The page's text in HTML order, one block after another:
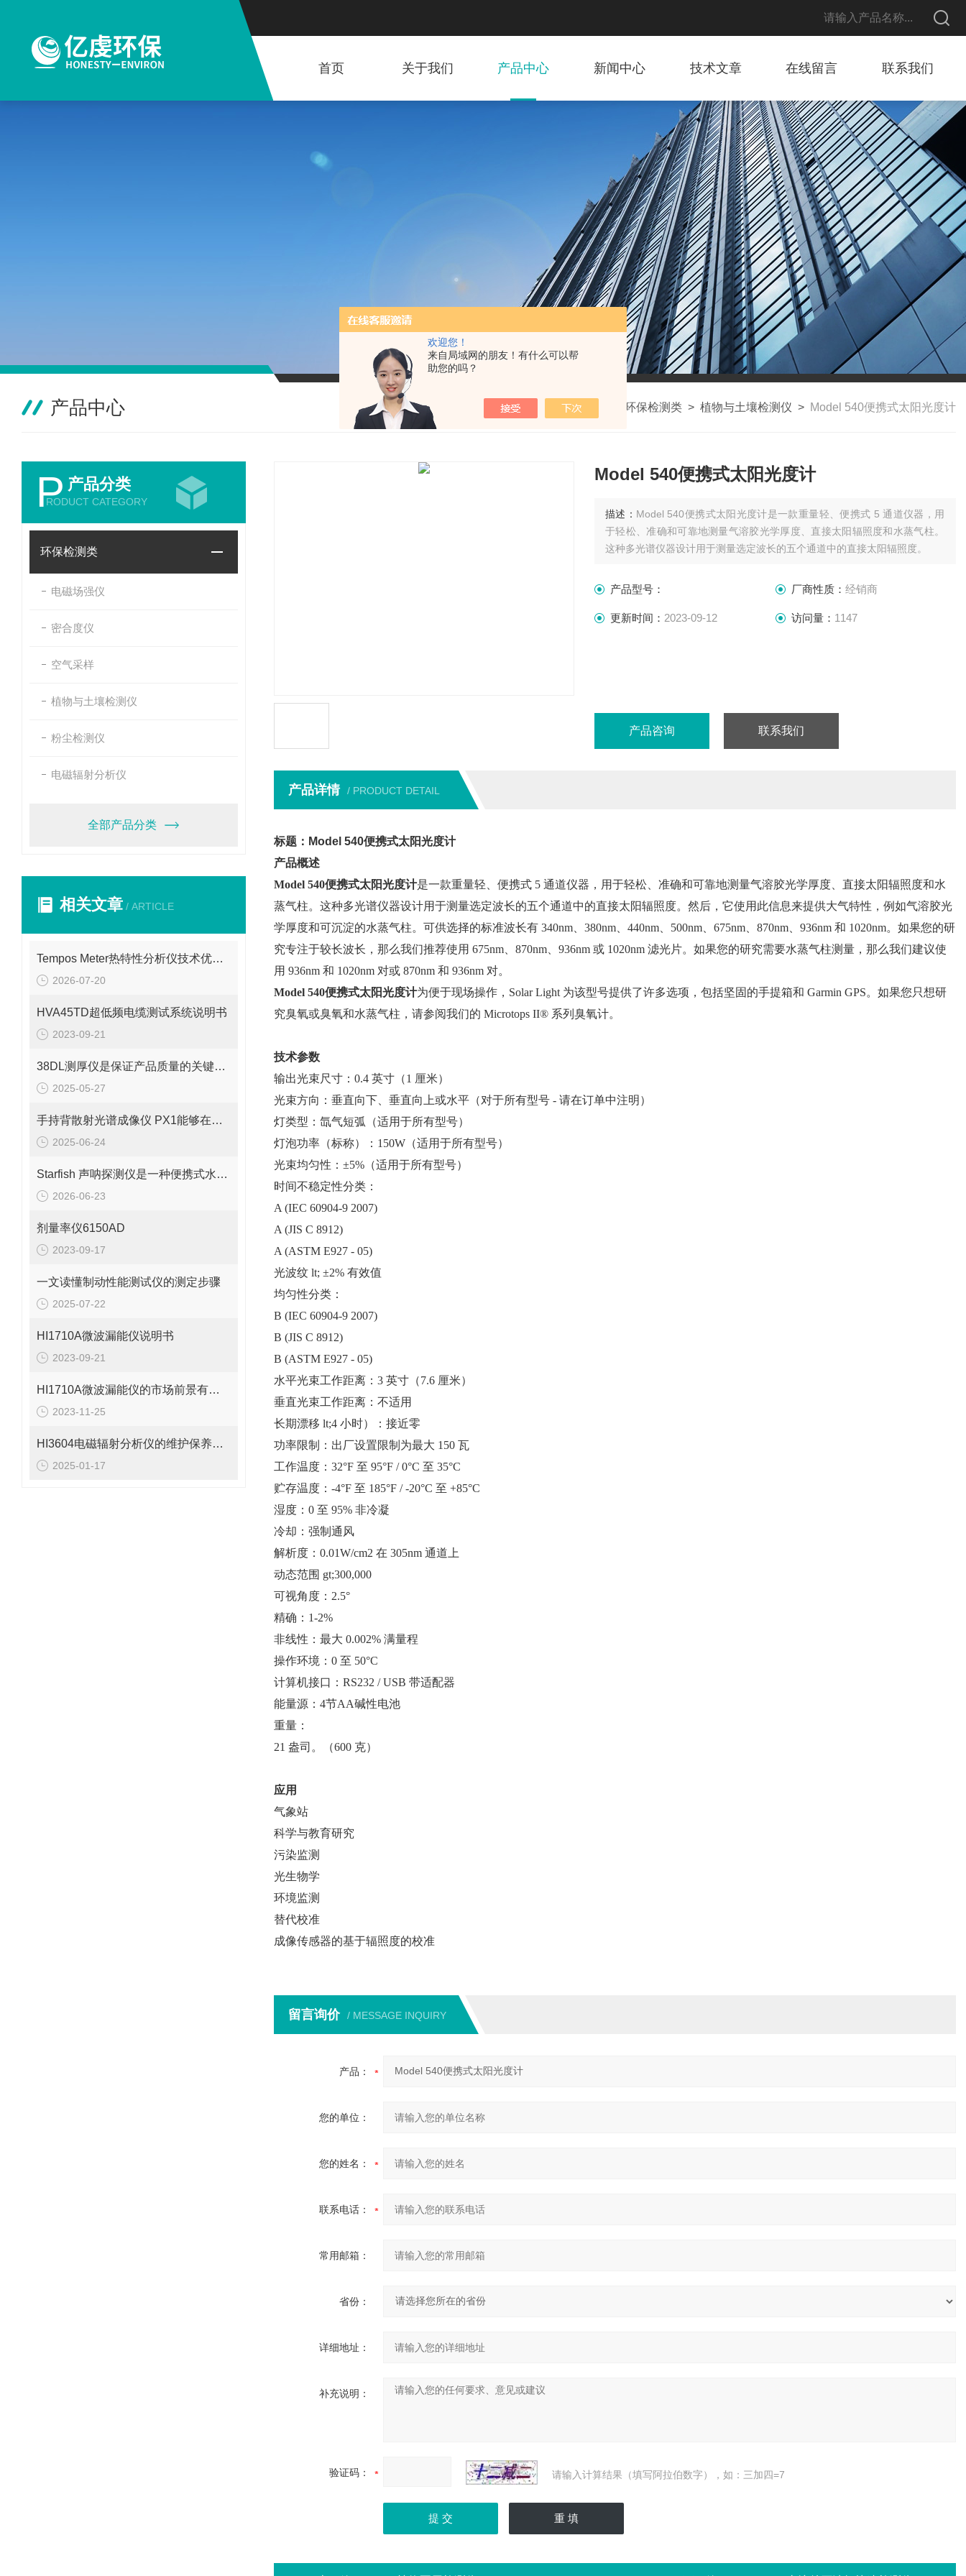
欢迎您！
来自局域网的朋友！有什么可以帮
助您的吗？
首页 关于我们 产品中心 新闻中心 技术文章 在线留言 联系我们
产品中心 我的位置：首页 产品中心 环保检测类 > 植物与土壤检测仪 > Model 540便携式太阳光度计
P 产品分类
RODUCT CATEGORY
环保检测类
电磁场强仪
密合度仪
空气采样
植物与土壤检测仪
粉尘检测仪
电磁辐射分析仪
全部产品分类
相关文章 / ARTICLE
Tempos Meter热特性分析仪技术优势：快速、无损与广泛适用性
2026-07-20
HVA45TD超低频电缆测试系统说明书
2023-09-21
38DL测厚仪是保证产品质量的关键工具之一
2025-05-27
手持背散射光谱成像仪 PX1能够在短时间内生成被检测物体的图像
2025-06-24
Starfish 声呐探测仪是一种便携式水下成像设备
2026-06-23
剂量率仪6150AD
2023-09-17
一文读懂制动性能测试仪的测定步骤
2025-07-22
HI1710A微波漏能仪说明书
2023-09-21
HI1710A微波漏能仪的市场前景有望改善
2023-11-25
HI3604电磁辐射分析仪的维护保养需要从多个方面入手
2025-01-17
Model 540便携式太阳光度计
描述： Model 540便携式太阳光度计是一款重量轻、便携式 5 通道仪器，用
于轻松、准确和可靠地测量气溶胶光学厚度、直接太阳辐照度和水蒸气柱。
这种多光谱仪器设计用于测量选定波长的五个通道中的直接太阳辐照度。
产品型号： 厂商性质： 经销商
更新时间： 2023-09-12 访问量： 1147
产品咨询 联系我们
产品详情 / PRODUCT DETAIL
标题：Model 540便携式太阳光度计
产品概述
Model 540便携式太阳光度计是一款重量轻、便携式 5 通道仪器，用于轻松、准确和可靠地测量气溶胶光学厚度、直接太阳辐照度和水
蒸气柱。这种多光谱仪器设计用于测量选定波长的五个通道中的直接太阳辐照度。然后，它使用此信息来提供大气特性，例如气溶胶光
学厚度和可沉淀的水蒸气柱。可供选择的标准波长有 340nm、380nm、440nm、500nm、675nm、870nm、936nm 和 1020nm。如果您的研
究专注于较长波长，那么我们推荐使用 675nm、870nm、936nm 或 1020nm 滤光片。如果您的研究需要水蒸气柱测量，那么我们建议使
用 936nm 和 1020nm 对或 870nm 和 936nm 对。
Model 540便携式太阳光度计为便于现场操作，Solar Light 为该型号提供了许多选项，包括坚固的手提箱和 Garmin GPS。如果您只想研
究臭氧或臭氧和水蒸气柱，请参阅我们的 Microtops II® 系列臭氧计。
技术参数
输出光束尺寸：0.4 英寸（1 厘米）
光束方向：垂直向下、垂直向上或水平（对于所有型号 - 请在订单中注明）
灯类型：氙气短弧（适用于所有型号）
灯泡功率（标称）：150W（适用于所有型号）
光束均匀性：±5%（适用于所有型号）
时间不稳定性分类：
A (IEC 60904-9 2007)
A (JIS C 8912)
A (ASTM E927 - 05)
光波纹 lt; ±2% 有效值
均匀性分类：
B (IEC 60904-9 2007)
B (JIS C 8912)
B (ASTM E927 - 05)
水平光束工作距离：3 英寸（7.6 厘米）
垂直光束工作距离：不适用
长期漂移 lt;4 小时）：接近零
功率限制：出厂设置限制为最大 150 瓦
工作温度：32°F 至 95°F / 0°C 至 35°C
贮存温度：-4°F 至 185°F / -20°C 至 +85°C
湿度：0 至 95% 非冷凝
冷却：强制通风
解析度：0.01W/cm2 在 305nm 通道上
动态范围 gt;300,000
可视角度：2.5°
精确：1-2%
非线性：最大 0.002% 满量程
操作环境：0 至 50°C
计算机接口：RS232 / USB 带适配器
能量源：4节AA碱性电池
重量：
21 盎司。（600 克）
应用
气象站
科学与教育研究
污染监测
光生物学
环境监测
替代校准
成像传感器的基于辐照度的校准
留言询价 / MESSAGE INQUIRY
产品：
您的单位：
您的姓名：
联系电话：
常用邮箱：
省份：
详细地址：
补充说明：
验证码： 请输入计算结果（填写阿拉伯数字），如：三加四=7